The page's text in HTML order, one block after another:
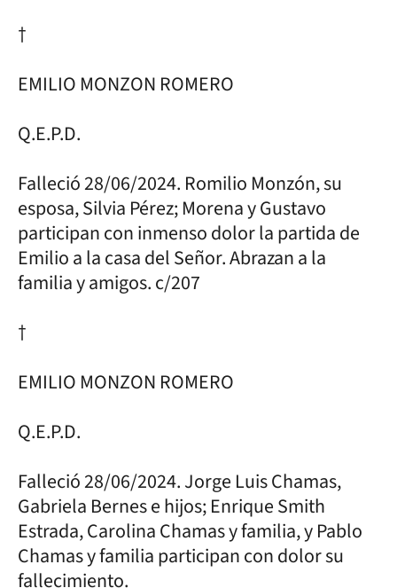
†
EMILIO MONZON ROMERO
Q.E.P.D.
Falleció 28/06/2024. Romilio Monzón, su
esposa, Silvia Pérez; Morena y Gustavo
participan con inmenso dolor la partida de
Emilio a la casa del Señor. Abrazan a la
familia y amigos. c/207
†
EMILIO MONZON ROMERO
Q.E.P.D.
Falleció 28/06/2024. Jorge Luis Chamas,
Gabriela Bernes e hijos; Enrique Smith
Estrada, Carolina Chamas y familia, y Pablo
Chamas y familia participan con dolor su
fallecimiento.